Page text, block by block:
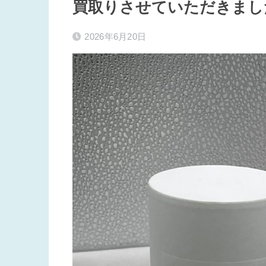
買取りさせていただきま
2026年6月20日